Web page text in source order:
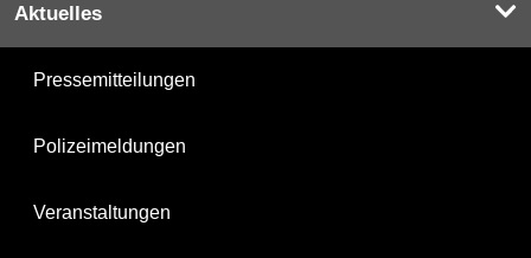
Aktuelles
Pressemitteilungen
Polizeimeldungen
Veranstaltungen